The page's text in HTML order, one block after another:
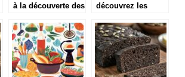
à la découverte des
découvrez les
épaules antillais